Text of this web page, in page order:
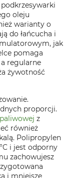
oleju
warianty o
do łańcucha i
jak
pomaga
regularne
żywotność
proporcji.
z
również
Polipropylen
i jest odporny
zachowujesz
i mniejsze